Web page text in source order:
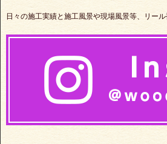
日々の施工実績と施工風景や現場風景等、リー